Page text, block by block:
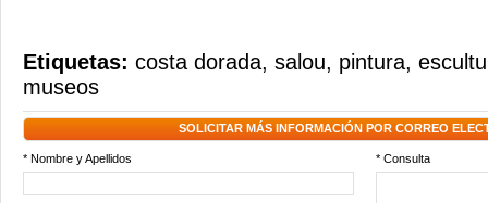
Etiquetas: costa dorada, salou, pintura,
museos
SOLICITAR MÁS INFORMACIÓN POR CORREO
* Nombre y Apellidos * Consulta